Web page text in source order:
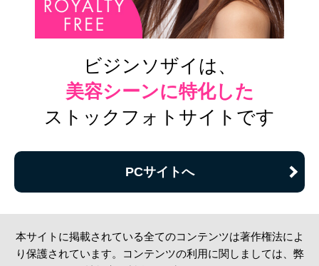
ビジンソザイは、
美容シーンに特化した
ストックフォトサイトです
PCサイトへ
本サイトに掲載されている全てのコンテンツは著作権法によ
り保護されています。コンテンツの利用に関しましては、弊